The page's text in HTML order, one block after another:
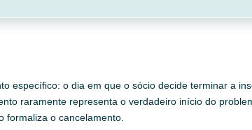
específico: o dia em que o sócio decide terminar a
raramente representa o verdadeiro início do
o cancelamento.